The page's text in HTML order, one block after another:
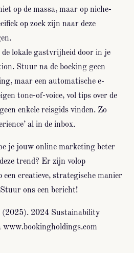
op de massa, maar op niche-
op zoek zijn naar deze
de lokale gastvrijheid door in je
Stuur na de boeking geen
maar een automatische e-
tone-of-voice, vol tips over de
enkele reisgids vinden. Zo
al in de inbox.
je jouw online marketing beter
trend? Er zijn volop
een creatieve, strategische manier
ons een bericht!
2024 Sustainability
www.bookingholdings.com